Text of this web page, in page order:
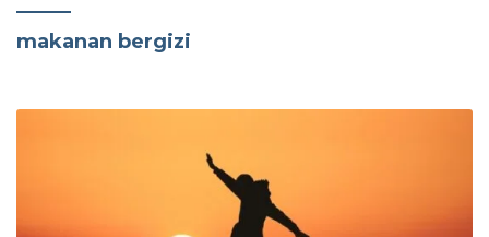
makanan bergizi